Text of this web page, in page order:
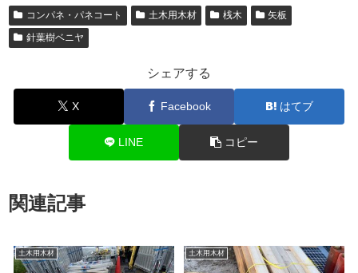
コンパネ・パネコート 土木用木材 桟木
矢板
針葉樹ベニヤ
シェアする
X Facebook はてブ
LINE コピー
関連記事
土木用木材 土木用木材